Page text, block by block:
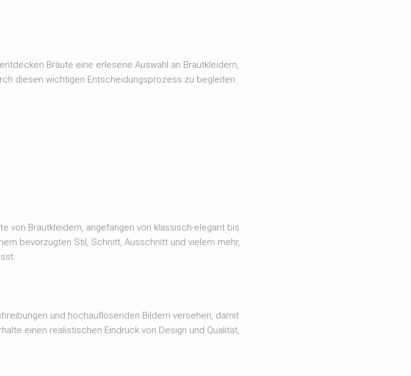
Bräute eine erlesene Auswahl an Brautkleidern,
diesen wichtigen Entscheidungsprozess zu begleiten
von Brautkleidern, angefangen von klassisch-elegant bis
bevorzugten Stil, Schnitt, Ausschnitt und vielem mehr,
und hochauflösenden Bildern versehen, damit
einen realistischen Eindruck von Design und Qualität,